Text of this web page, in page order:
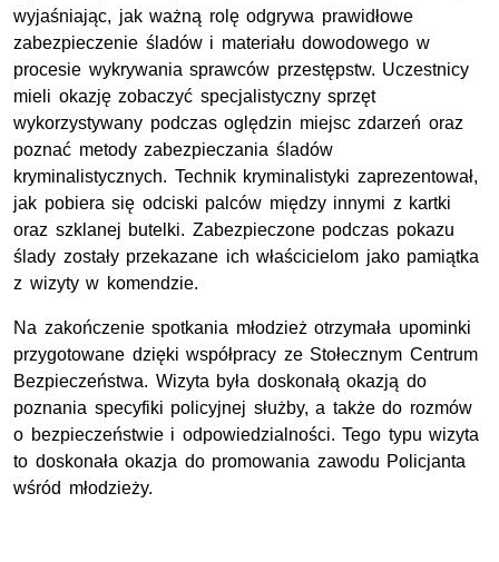
wyjaśniając, jak ważną rolę odgrywa prawidłowe
zabezpieczenie śladów i materiału dowodowego w
procesie wykrywania sprawców przestępstw. Uczestnicy
mieli okazję zobaczyć specjalistyczny sprzęt
wykorzystywany podczas oględzin miejsc zdarzeń oraz
poznać metody zabezpieczania śladów
kryminalistycznych. Technik kryminalistyki zaprezentował,
jak pobiera się odciski palców między innymi z kartki
oraz szklanej butelki. Zabezpieczone podczas pokazu
ślady zostały przekazane ich właścicielom jako pamiątka
z wizyty w komendzie.
Na zakończenie spotkania młodzież otrzymała upominki
przygotowane dzięki współpracy ze Stołecznym Centrum
Bezpieczeństwa. Wizyta była doskonałą okazją do
poznania specyfiki policyjnej służby, a także do rozmów
o bezpieczeństwie i odpowiedzialności. Tego typu wizyta
to doskonała okazja do promowania zawodu Policjanta
wśród młodzieży.